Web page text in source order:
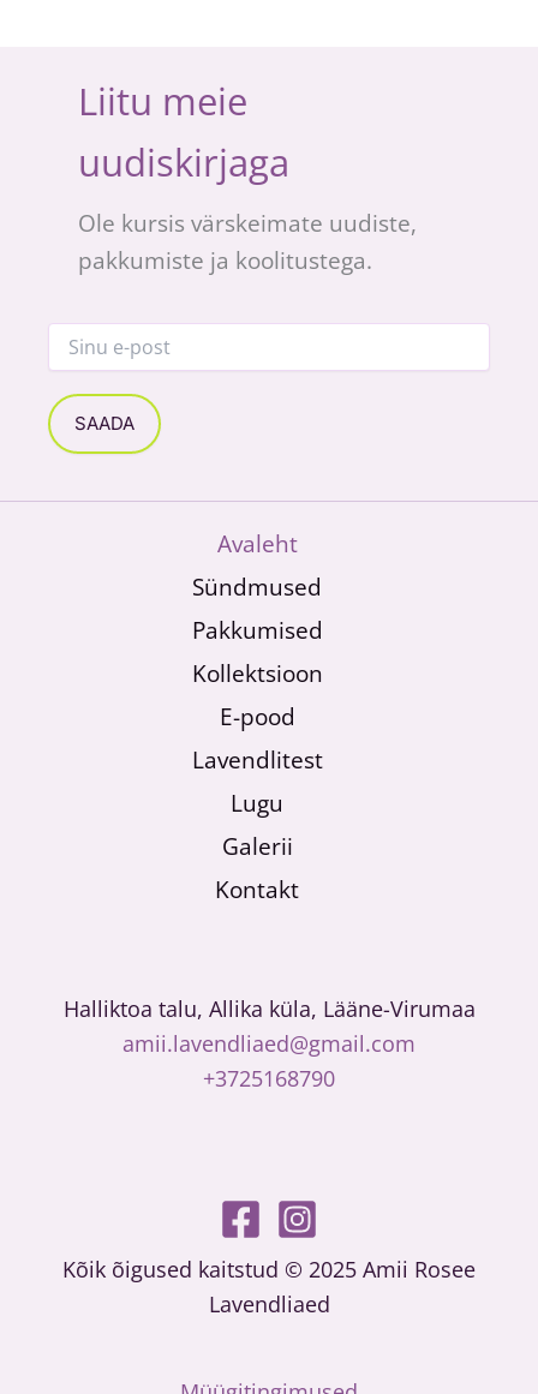
Liitu meie
uudiskirjaga
Ole kursis värskeimate uudiste,
pakkumiste ja koolitustega.
Avaleht
Sündmused
Pakkumised
Kollektsioon
E-pood
Lavendlitest
Lugu
Galerii
Kontakt
Halliktoa talu, Allika küla, Lääne-Virumaa
amii.lavendliaed@gmail.com
+3725168790
Kõik õigused kaitstud © 2025 Amii Rosee
Lavendliaed